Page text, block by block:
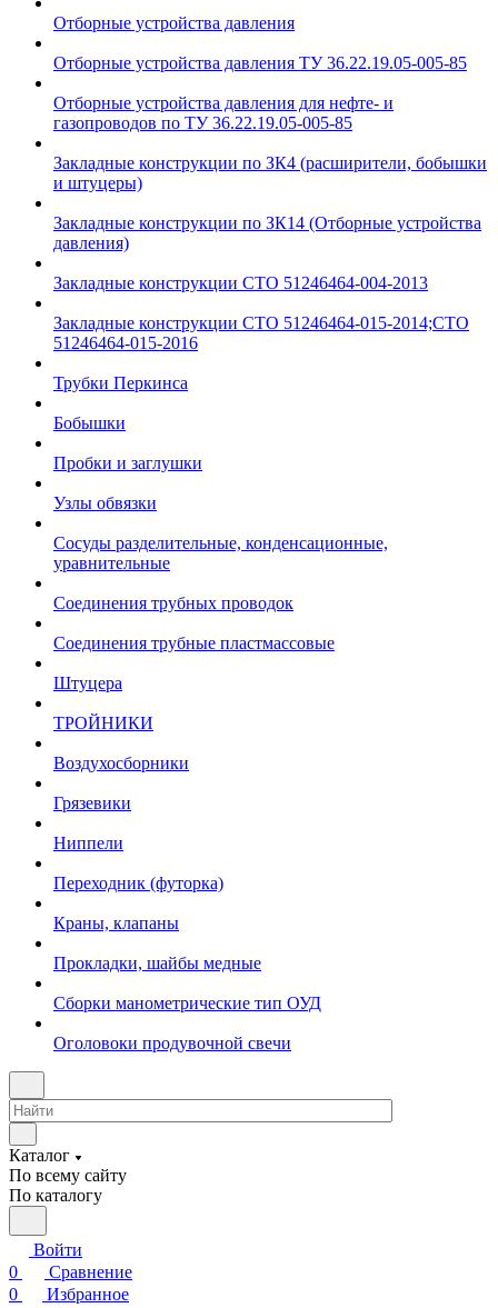
Отборные устройства давления
Отборные устройства давления ТУ 36.22.19.05-005-85
Отборные устройства давления для нефте- и
газопроводов по ТУ 36.22.19.05-005-85
Закладные конструкции по ЗК4 (расширители, бобышки
и штуцеры)
Закладные конструкции по ЗК14 (Отборные устройства
давления)
Закладные конструкции СТО 51246464-004-2013
Закладные конструкции СТО 51246464-015-2014;СТО
51246464-015-2016
Трубки Перкинса
Бобышки
Пробки и заглушки
Узлы обвязки
Сосуды разделительные, конденсационные,
уравнительные
Соединения трубных проводок
Соединения трубные пластмассовые
Штуцера
ТРОЙНИКИ
Воздухосборники
Грязевики
Ниппели
Переходник (футорка)
Краны, клапаны
Прокладки, шайбы медные
Сборки манометрические тип ОУД
Оголовоки продувочной свечи
Каталог
По всему сайту
По каталогу
Войти
0
Сравнение
0
Избранное